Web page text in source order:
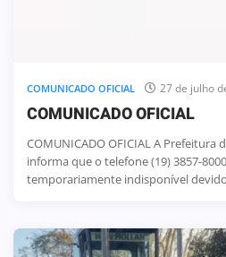
COMUNICADO OFICIAL 27 de julho
COMUNICADO OFICIAL
COMUNICADO OFICIAL A Prefeitura
informa que o telefone (19) 3857-
temporariamente indisponível